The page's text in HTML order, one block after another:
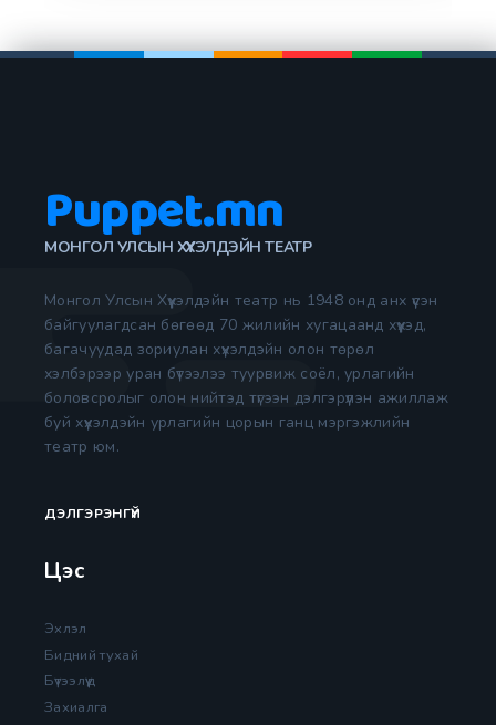
Puppet.mn
МОНГОЛ УЛСЫН ХҮҮХЭЛДЭЙН ТЕАТР
Монгол Улсын Хүүхэлдэйн театр нь 1948 онд анх үүсэн
байгуулагдсан бөгөөд 70 жилийн хугацаанд хүүхэд,
багачуудад зориулан хүүхэлдэйн олон төрөл
хэлбэрээр уран бүтээлээ туурвиж соёл, урлагийн
боловсролыг олон нийтэд түгээн дэлгэрүүлэн ажиллаж
буй хүүхэлдэйн урлагийн цорын ганц мэргэжлийн
театр юм.
ДЭЛГЭРЭНГҮЙ
Цэс
Эхлэл
Бидний тухай
Бүтээлүүд
Захиалга